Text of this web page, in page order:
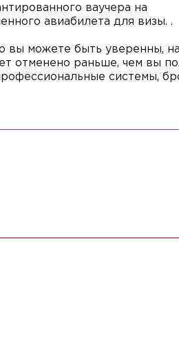
ваучера на
авиабилета для визы. .
вы можете быть уверенны,
отменено раньше, чем вы
системы,